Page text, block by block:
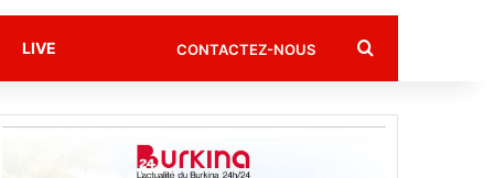
LIVE CONTACTEZ-NOUS Rechercher